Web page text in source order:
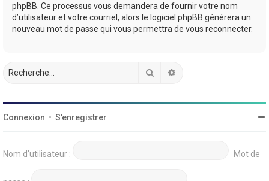
phpBB. Ce processus vous demandera de fournir votre nom
d’utilisateur et votre courriel, alors le logiciel phpBB générera un
nouveau mot de passe qui vous permettra de vous reconnecter.
Rechercher
Connexion • S’enregistrer
Nom d’utilisateur : Mot de